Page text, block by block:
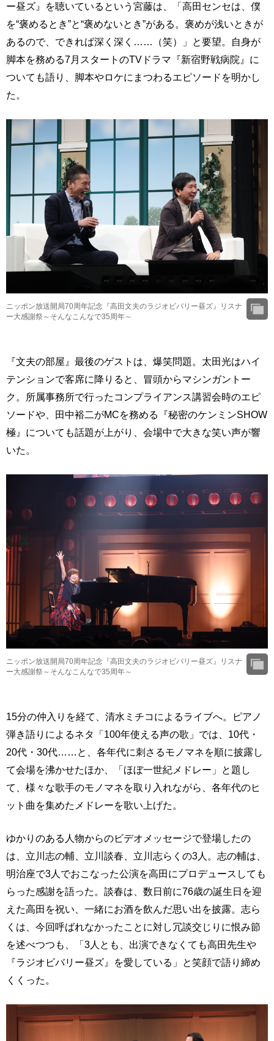
ー昼ズ』を聴いているという宮藤は、「高田センセは、僕
を“褒めるとき”と“褒めないとき”がある。褒めが浅いときが
あるので、できれば深く深く……（笑）」と要望。自身が
脚本を務める7月スタートのTVドラマ『新宿野戦病院』に
ついても語り、脚本やロケにまつわるエピソードを明かし
た。
ニッポン放送開局70周年記念『高田文夫のラジオビバリー昼ズ』リスナ
ー大感謝祭～そんなこんなで35周年～
『文夫の部屋』最後のゲストは、爆笑問題。太田光はハイ
テンションで客席に降りると、冒頭からマシンガントー
ク。所属事務所で行ったコンプライアンス講習会時のエピ
ソードや、田中裕二がMCを務める『秘密のケンミンSHOW
極』についても話題が上がり、会場中で大きな笑い声が響
いた。
ニッポン放送開局70周年記念『高田文夫のラジオビバリー昼ズ』リスナ
ー大感謝祭～そんなこんなで35周年～
15分の仲入りを経て、清水ミチコによるライブへ。ピアノ
弾き語りによるネタ「100年使える声の歌」では、10代・
20代・30代……と、各年代に刺さるモノマネを順に披露し
て会場を沸かせたほか、「ほぼ一世紀メドレー」と題し
て、様々な歌手のモノマネを取り入れながら、各年代のヒ
ット曲を集めたメドレーを歌い上げた。
ゆかりのある人物からのビデオメッセージで登場したの
は、立川志の輔、立川談春、立川志らくの3人。志の輔は、
明治座で3人でおこなった公演を高田にプロデュースしても
らった感謝を語った。談春は、数日前に76歳の誕生日を迎
えた高田を祝い、一緒にお酒を飲んだ思い出を披露。志ら
くは、今回呼ばれなかったことに対し冗談交じりに恨み節
を述べつつも、「3人とも、出演できなくても高田先生や
『ラジオビバリー昼ズ』を愛している」と笑顔で語り締め
くくった。